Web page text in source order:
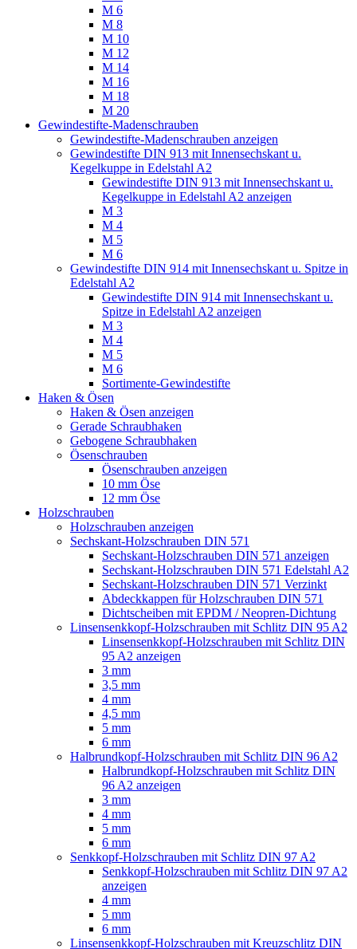
M 6
M 8
M 10
M 12
M 14
M 16
M 18
M 20
Gewindestifte-Madenschrauben
Gewindestifte-Madenschrauben anzeigen
Gewindestifte DIN 913 mit Innensechskant u.
Kegelkuppe in Edelstahl A2
Gewindestifte DIN 913 mit Innensechskant u.
Kegelkuppe in Edelstahl A2 anzeigen
M 3
M 4
M 5
M 6
Gewindestifte DIN 914 mit Innensechskant u. Spitze in
Edelstahl A2
Gewindestifte DIN 914 mit Innensechskant u.
Spitze in Edelstahl A2 anzeigen
M 3
M 4
M 5
M 6
Sortimente-Gewindestifte
Haken & Ösen
Haken & Ösen anzeigen
Gerade Schraubhaken
Gebogene Schraubhaken
Ösenschrauben
Ösenschrauben anzeigen
10 mm Öse
12 mm Öse
Holzschrauben
Holzschrauben anzeigen
Sechskant-Holzschrauben DIN 571
Sechskant-Holzschrauben DIN 571 anzeigen
Sechskant-Holzschrauben DIN 571 Edelstahl A2
Sechskant-Holzschrauben DIN 571 Verzinkt
Abdeckkappen für Holzschrauben DIN 571
Dichtscheiben mit EPDM / Neopren-Dichtung
Linsensenkkopf-Holzschrauben mit Schlitz DIN 95 A2
Linsensenkkopf-Holzschrauben mit Schlitz DIN
95 A2 anzeigen
3 mm
3,5 mm
4 mm
4,5 mm
5 mm
6 mm
Halbrundkopf-Holzschrauben mit Schlitz DIN 96 A2
Halbrundkopf-Holzschrauben mit Schlitz DIN
96 A2 anzeigen
3 mm
4 mm
5 mm
6 mm
Senkkopf-Holzschrauben mit Schlitz DIN 97 A2
Senkkopf-Holzschrauben mit Schlitz DIN 97 A2
anzeigen
4 mm
5 mm
6 mm
Linsensenkkopf-Holzschrauben mit Kreuzschlitz DIN